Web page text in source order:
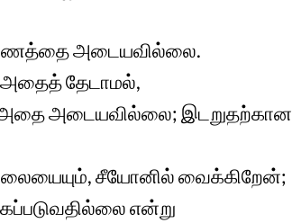
அடையவில்லை.
தேடாமல்,
அதை அடையவில்லை; இடறுதற்கான
சீயோனில் வைக்கிறேன்;
என்று